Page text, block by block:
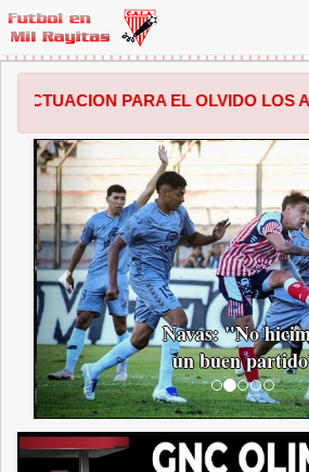
PARA EL OLVIDO LOS ANDES
Navas: "No
un buen
ANTERIOR